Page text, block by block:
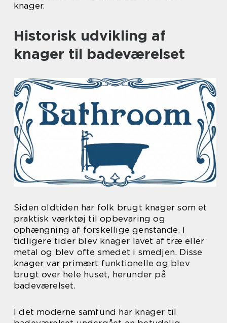
knager.
Historisk udvikling af
knager til badeværelset
Siden oldtiden har folk brugt knager som et
praktisk værktøj til opbevaring og
ophængning af forskellige genstande. I
tidligere tider blev knager lavet af træ eller
metal og blev ofte smedet i smedjen. Disse
knager var primært funktionelle og blev
brugt over hele huset, herunder på
badeværelset.
I det moderne samfund har knager til